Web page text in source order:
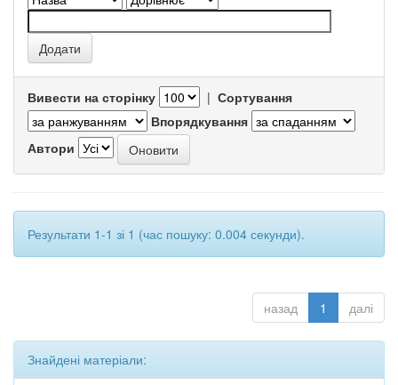
Вивести на сторінку | Сортування
Впорядкування
Автори
Результати 1-1 зі 1 (час пошуку: 0.004 секунди).
назад 1 далі
Знайдені матеріали: